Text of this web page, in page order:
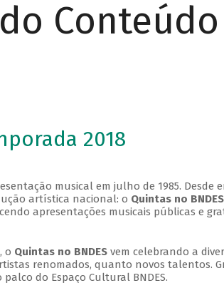
2018
musical em julho de 1985. Desde
artística nacional: o Quintas no BNDES
apresentações musicais públicas e
o Quintas no BNDESvem celebrando a
renomados, quanto novos talentos.
do Espaço Cultural BNDES.